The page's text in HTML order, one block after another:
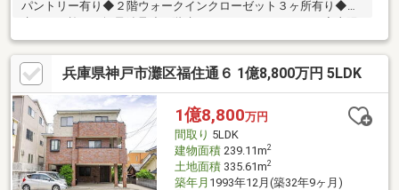
パントリー有り◆２階ウォークインクローゼット３ヶ所有り◆積
光発電付き◆リビングダイニングに床暖房有り※駐車台数は車種
による。
兵庫県神戸市灘区福住通６ 1億8,800万円 5LDK
1億8,800万円
間取り 5LDK
建物面積239.11m2
土地面積335.61m2
築年月 1993年12月(築32年9ヶ月)